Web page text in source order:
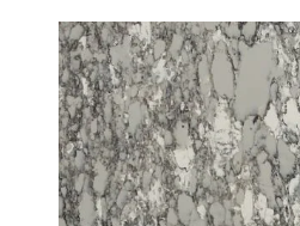
La piedra compuesta
arquitectura y el
El proceso patentado
vibrocompresión al
combinar la máxima